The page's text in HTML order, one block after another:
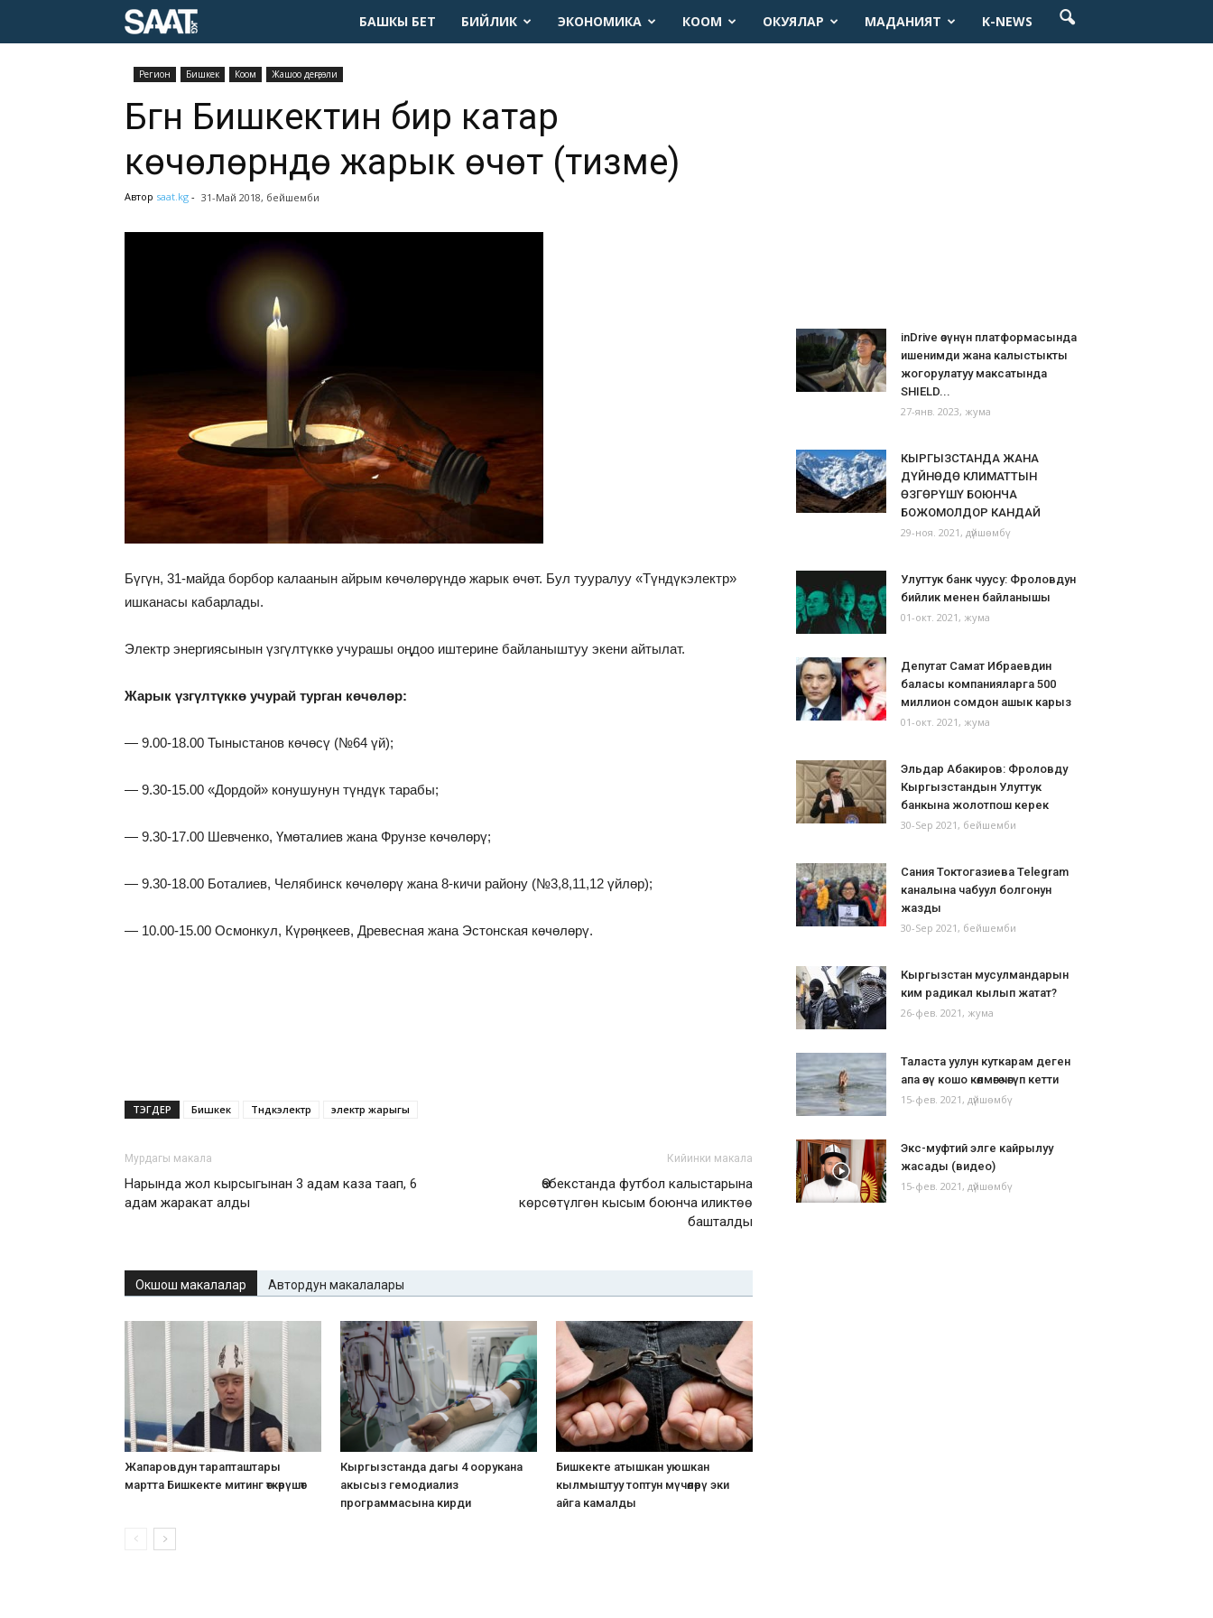
БАШКЫ БЕТ БИЙЛИК ЭКОНОМИКА КООМ ОКУЯЛАР МАДАНИЯТ K-NEWS
Pегион Бишкек Коом Жашоо деңгээли
Бүгүн Бишкектин бир катар
көчөлөрүндө жарык өчөт (тизме)
Автор saat.kg - 31-Май 2018, бейшемби
Бүгүн, 31-майда борбор калаанын айрым көчөлөрүндө жарык өчөт. Бул тууралуу «Түндүкэлектр»
ишканасы кабарлады.
Электр энергиясынын үзгүлтүккө учурашы оңдоо иштерине байланыштуу экени айтылат.
Жарык үзгүлтүккө учурай турган көчөлөр:
— 9.00-18.00 Тыныстанов көчөсү (№64 үй);
— 9.30-15.00 «Дордой» конушунун түндүк тарабы;
— 9.30-17.00 Шевченко, Үмөталиев жана Фрунзе көчөлөрү;
— 9.30-18.00 Боталиев, Челябинск көчөлөрү жана 8-кичи району (№3,8,11,12 үйлөр);
— 10.00-15.00 Осмонкул, Күрөңкеев, Древесная жана Эстонская көчөлөрү.
ТЭГДЕР Бишкек Түндүкэлектр электр жарыгы
Мурдагы макала
Нарында жол кырсыгынан 3 адам каза таап, 6
адам жаракат алды
Кийинки макала
Өзбекстанда футбол калыстарына
көрсөтүлгөн кысым боюнча иликтөө
башталды
Окшош макалалар Автордун макалалары
Жапаровдун тарапташтары
мартта Бишкекте митинг өткөрүшөт
Кыргызстанда дагы 4 оорукана
акысыз гемодиализ
программасына кирди
Бишкекте атышкан уюшкан
кылмыштуу топтун мүчөлөрү эки
айга камалды
inDrive өзүнүн платформасында
ишенимди жана калыстыкты
жогорулатуу максатында
SHIELD...
27-янв. 2023, жума
КЫРГЫЗСТАНДА ЖАНА
ДҮЙНӨДӨ КЛИМАТТЫН
ӨЗГӨРҮШҮ БОЮНЧА
БОЖОМОЛДОР КАНДАЙ
29-ноя. 2021, дүйшөмбү
Улуттук банк чуусу: Фроловдун
бийлик менен байланышы
01-окт. 2021, жума
Депутат Самат Ибраевдин
баласы компанияларга 500
миллион сомдон ашык карыз
01-окт. 2021, жума
Эльдар Абакиров: Фроловду
Кыргызстандын Улуттук
банкына жолотпош керек
30-Sep 2021, бейшемби
Сания Токтогазиева Telegram
каналына чабуул болгонун
жазды
30-Sep 2021, бейшемби
Кыргызстан мусулмандарын
ким радикал кылып жатат?
26-фев. 2021, жума
Таласта уулун куткарам деген
апа өзү кошо көлмөгө чөгүп кетти
15-фев. 2021, дүйшөмбү
Экс-муфтий элге кайрылуу
жасады (видео)
15-фев. 2021, дүйшөмбү